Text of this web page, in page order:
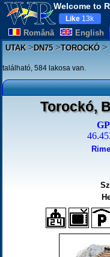
Welcome to
Românã English
Like 13k
UTAK>DN75>TOROCKÓ>
található, 584 lakosa van.
Torockó,